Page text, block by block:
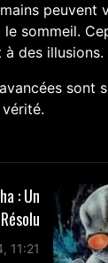
peuvent
sommeil.
des illusions.
sont
: Un
11:21